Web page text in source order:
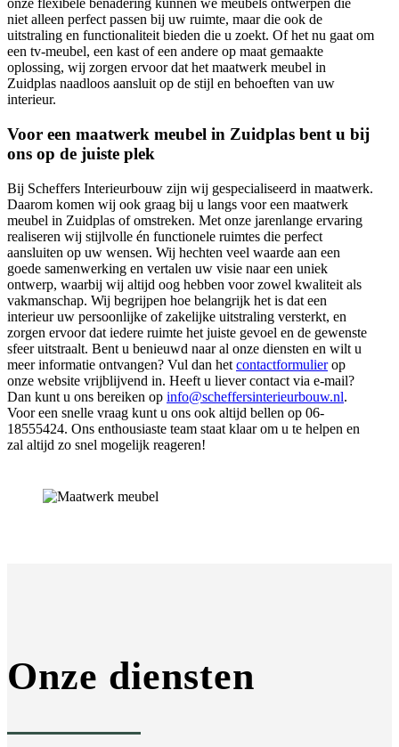
onze flexibele benadering kunnen we meubels ontwerpen die
niet alleen perfect passen bij uw ruimte, maar die ook de
uitstraling en functionaliteit bieden die u zoekt. Of het nu gaat om
een tv-meubel, een kast of een andere op maat gemaakte
oplossing, wij zorgen ervoor dat het maatwerk meubel in
Zuidplas naadloos aansluit op de stijl en behoeften van uw
interieur.
Voor een maatwerk meubel in Zuidplas bent u bij
ons op de juiste plek
Bij Scheffers Interieurbouw zijn wij gespecialiseerd in maatwerk.
Daarom komen wij ook graag bij u langs voor een maatwerk
meubel in Zuidplas of omstreken. Met onze jarenlange ervaring
realiseren wij stijlvolle én functionele ruimtes die perfect
aansluiten op uw wensen. Wij hechten veel waarde aan een
goede samenwerking en vertalen uw visie naar een uniek
ontwerp, waarbij wij altijd oog hebben voor zowel kwaliteit als
vakmanschap. Wij begrijpen hoe belangrijk het is dat een
interieur uw persoonlijke of zakelijke uitstraling versterkt, en
zorgen ervoor dat iedere ruimte het juiste gevoel en de gewenste
sfeer uitstraalt. Bent u benieuwd naar al onze diensten en wilt u
meer informatie ontvangen? Vul dan het contactformulierop
onze website vrijblijvend in. Heeft u liever contact via e-mail?
Dan kunt u ons bereiken op info@scheffersinterieurbouw.nl.
Voor een snelle vraag kunt u ons ook altijd bellen op 06-
18555424. Ons enthousiaste team staat klaar om u te helpen en
zal altijd zo snel mogelijk reageren!
Onze diensten